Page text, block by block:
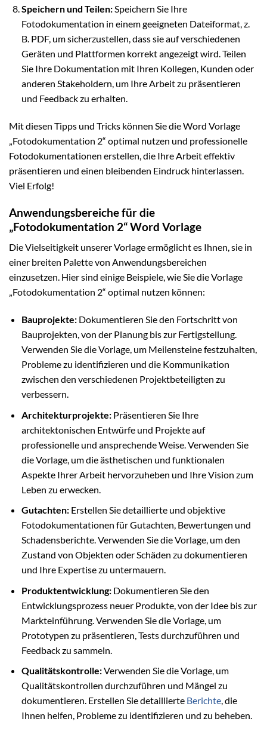
Speichern und Teilen:Speichern Sie Ihre
Fotodokumentation in einem geeigneten Dateiformat, z.
B. PDF, um sicherzustellen, dass sie auf verschiedenen
Geräten und Plattformen korrekt angezeigt wird. Teilen
Sie Ihre Dokumentation mit Ihren Kollegen, Kunden oder
anderen Stakeholdern, um Ihre Arbeit zu präsentieren
und Feedback zu erhalten.
Mit diesen Tipps und Tricks können Sie die Word Vorlage
„Fotodokumentation 2“ optimal nutzen und professionelle
Fotodokumentationen erstellen, die Ihre Arbeit effektiv
präsentieren und einen bleibenden Eindruck hinterlassen.
Viel Erfolg!
Anwendungsbereiche für die
„Fotodokumentation 2“ Word Vorlage
Die Vielseitigkeit unserer Vorlage ermöglicht es Ihnen, sie in
einer breiten Palette von Anwendungsbereichen
einzusetzen. Hier sind einige Beispiele, wie Sie die Vorlage
„Fotodokumentation 2“ optimal nutzen können:
Bauprojekte:Dokumentieren Sie den Fortschritt von
Bauprojekten, von der Planung bis zur Fertigstellung.
Verwenden Sie die Vorlage, um Meilensteine festzuhalten,
Probleme zu identifizieren und die Kommunikation
zwischen den verschiedenen Projektbeteiligten zu
verbessern.
Architekturprojekte:Präsentieren Sie Ihre
architektonischen Entwürfe und Projekte auf
professionelle und ansprechende Weise. Verwenden Sie
die Vorlage, um die ästhetischen und funktionalen
Aspekte Ihrer Arbeit hervorzuheben und Ihre Vision zum
Leben zu erwecken.
Gutachten:Erstellen Sie detaillierte und objektive
Fotodokumentationen für Gutachten, Bewertungen und
Schadensberichte. Verwenden Sie die Vorlage, um den
Zustand von Objekten oder Schäden zu dokumentieren
und Ihre Expertise zu untermauern.
Produktentwicklung:Dokumentieren Sie den
Entwicklungsprozess neuer Produkte, von der Idee bis zur
Markteinführung. Verwenden Sie die Vorlage, um
Prototypen zu präsentieren, Tests durchzuführen und
Feedback zu sammeln.
Qualitätskontrolle:Verwenden Sie die Vorlage, um
Qualitätskontrollen durchzuführen und Mängel zu
dokumentieren. Erstellen Sie detaillierte Berichte, die
Ihnen helfen, Probleme zu identifizieren und zu beheben.